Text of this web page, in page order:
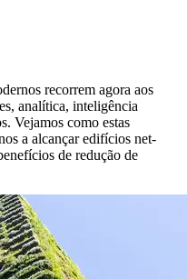
recorrem agora aos
analítica, inteligência
Vejamos como estas
a alcançar edifícios net-
de redução de